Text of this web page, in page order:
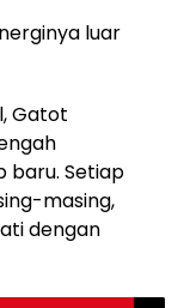
luar
Gatot
baru. Setiap
masing,
dengan